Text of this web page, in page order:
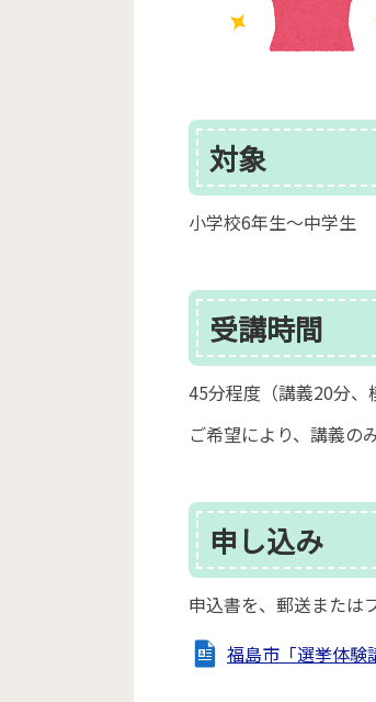
対象
小学校6年生～中学生
受講時間
45分程度（講義20分、
ご希望により、講義の
申し込み
申込書を、郵送または
福島市「選挙体験